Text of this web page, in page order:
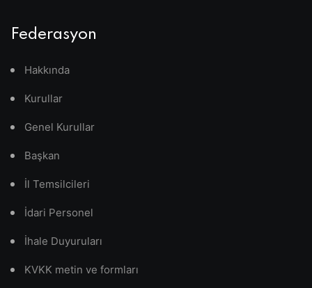
Federasyon
Hakkında
Kurullar
Genel Kurullar
Başkan
İl Temsilcileri
İdari Personel
İhale Duyuruları
KVKK metin ve formları